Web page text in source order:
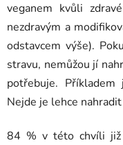
veganem kvůli
nezdravým a
odstavcem výše).
stravu, nemůžou jí
potřebuje.
Nejde je lehce
84 % v této chvíli již